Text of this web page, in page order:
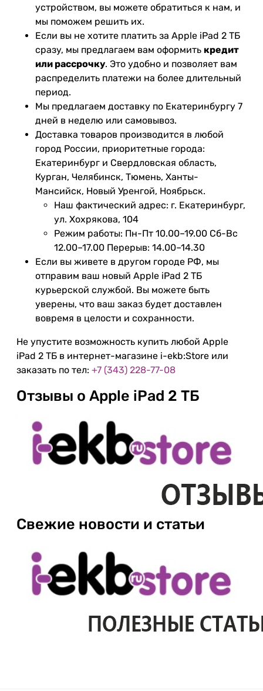
устройством, вы можете обратиться к нам, и
мы поможем решить их.
Если вы не хотите платить за Apple iPad 2 ТБ
сразу, мы предлагаем вам оформить кредит
или рассрочку. Это удобно и позволяет вам
распределить платежи на более длительный
период.
Мы предлагаем доставку по Екатеринбургу 7
дней в неделю или самовывоз.
Доставка товаров производится в любой
город России, приоритетные города:
Екатеринбург и Свердловская область,
Курган, Челябинск, Тюмень, Ханты-
Мансийск, Новый Уренгой, Ноябрьск.
Наш фактический адрес: г. Екатеринбург,
ул. Хохрякова, 104
Режим работы: Пн-Пт 10.00–19.00 Сб-Вс
12.00–17.00 Перерыв: 14.00–14.30
Если вы живете в другом городе РФ, мы
отправим ваш новый Apple iPad 2 ТБ
курьерской службой. Вы можете быть
уверены, что ваш заказ будет доставлен
вовремя в целости и сохранности.
Не упустите возможность купить любой Apple
iPad 2 ТБ в интернет-магазине i-ekb:Store или
заказать по тел: +7 (343) 228-77-08
Отзывы о Apple iPad 2 ТБ
Свежие новости и статьи